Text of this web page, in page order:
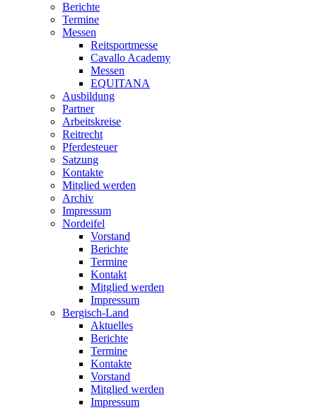
Berichte
Termine
Messen
Reitsportmesse
Cavallo Academy
Messen
EQUITANA
Ausbildung
Partner
Arbeitskreise
Reitrecht
Pferdesteuer
Satzung
Kontakte
Mitglied werden
Archiv
Impressum
Nordeifel
Vorstand
Berichte
Termine
Kontakt
Mitglied werden
Impressum
Bergisch-Land
Aktuelles
Berichte
Termine
Kontakte
Vorstand
Mitglied werden
Impressum